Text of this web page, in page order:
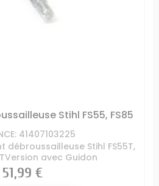
Stihl FS55, FS85
41407103225
débroussailleuse Stihl FS55T,
avec Guidon
Prix
51,99 €